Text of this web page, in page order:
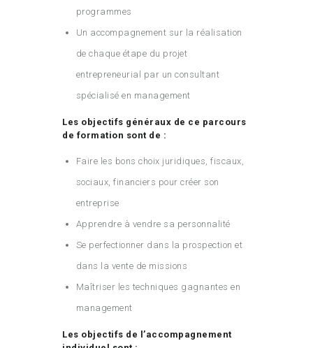
programmes
Un accompagnement sur la réalisation
de chaque étape du projet
entrepreneurial par un consultant
spécialisé en management
Les objectifs généraux de ce parcours
de formation sont de :
Faire les bons choix juridiques, fiscaux,
sociaux, financiers pour créer son
entreprise
Apprendre à vendre sa personnalité
Se perfectionner dans la prospection et
dans la vente de missions
Maîtriser les techniques gagnantes en
management
Les objectifs de l’accompagnement